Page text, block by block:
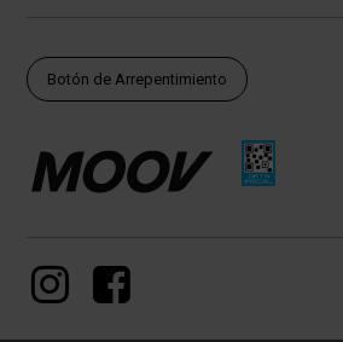
Botón de Arrepentimiento